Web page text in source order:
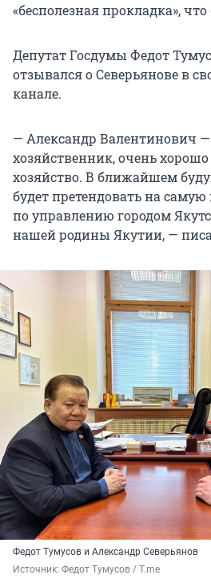
«бесполезная прокладка»,
Депутат Госдумы Федот
отзывался о Северьянове в
канале.
— Александр Валентинович
хозяйственник, очень хорошо
хозяйство. В ближайшем
будет претендовать на
по управлению городом
нашей родины Якутии, —
Федот Тумусов и Александр Северьянов
Источник: Федот Тумусов / T.me